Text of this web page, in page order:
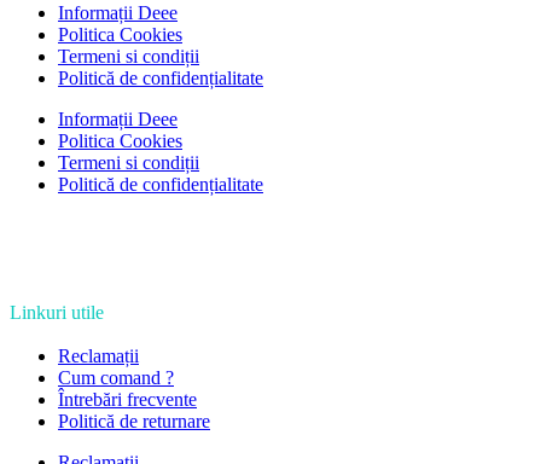
Informații Deee
Politica Cookies
Termeni si condiții
Politică de confidențialitate
Informații Deee
Politica Cookies
Termeni si condiții
Politică de confidențialitate
Linkuri utile
Reclamații
Cum comand ?
Întrebări frecvente
Politică de returnare